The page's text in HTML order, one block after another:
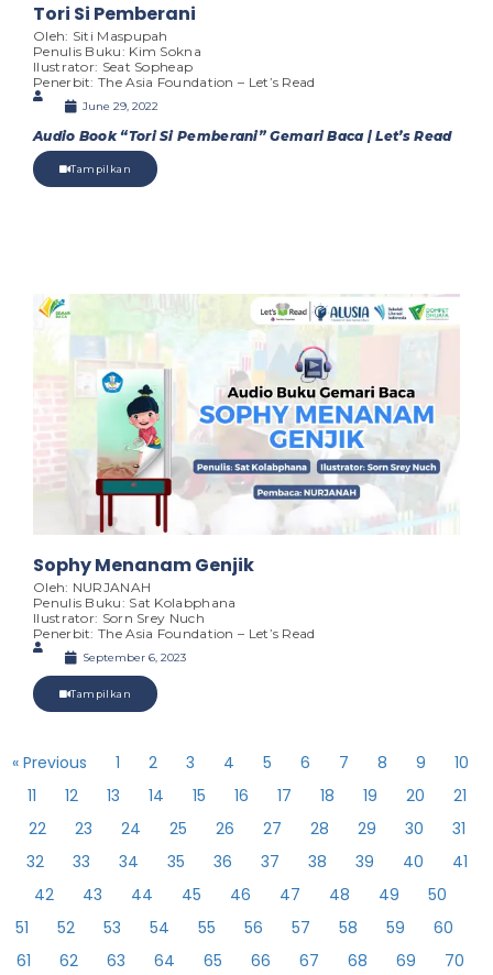
Tori Si Pemberani
Oleh: Siti Maspupah
Penulis Buku: Kim Sokna
Ilustrator: Seat Sopheap
Penerbit: The Asia Foundation – Let’s Read
June 29, 2022
Audio Book “Tori Si Pemberani” Gemari Baca | Let’s Read
Tampilkan
Sophy Menanam Genjik
Oleh: NURJANAH
Penulis Buku: Sat Kolabphana
Ilustrator: Sorn Srey Nuch
Penerbit: The Asia Foundation – Let’s Read
September 6, 2023
Tampilkan
« Previous 1 2 3 4 5 6 7 8 9
10
11
12 13 14 15 16 17 18 19 20
21
22
23 24 25 26 27 28 29 30
31
32
33 34 35 36 37 38 39 40
41
42
43 44 45 46 47 48 49
50
51
52 53 54 55 56 57 58 59
60
61
62 63 64 65 66 67 68 69
70